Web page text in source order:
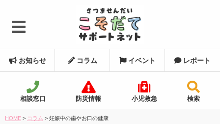
お知らせ コラム イベント レポート
相談窓口 防災情報 小児救急 検索
HOME > コラム > 妊娠中の歯やお口の健康